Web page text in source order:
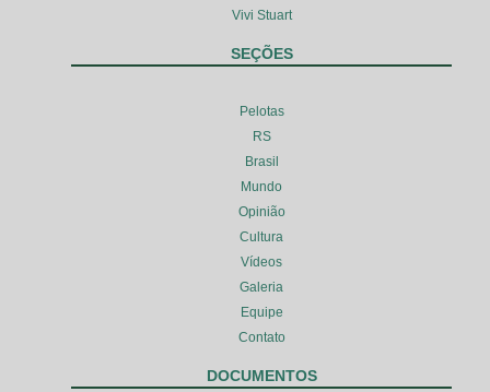
Vivi Stuart
SEÇÕES
Pelotas
RS
Brasil
Mundo
Opinião
Cultura
Vídeos
Galeria
Equipe
Contato
DOCUMENTOS